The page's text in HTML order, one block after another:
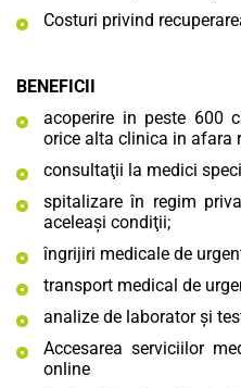
Costuri privind
BENEFICII
acoperire in peste 600
orice alta clinica in afara
consultaţii la medici
spitalizare în regim
aceleaşi condiţii;
îngrijiri medicale de
transport medical de
analize de laborator şi
Accesarea serviciilor
online